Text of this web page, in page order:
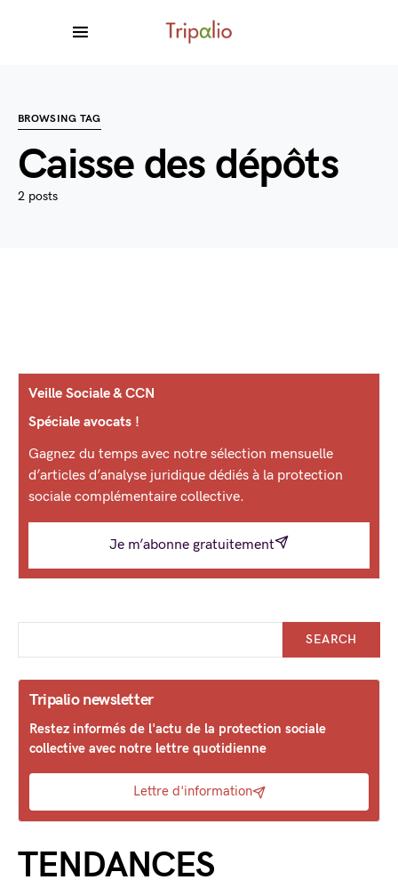
BROWSING TAG
Caisse des dépôts
2 posts
Veille Sociale & CCN
Spéciale avocats !
Gagnez du temps avec notre sélection mensuelle
d’articles d’analyse juridique dédiés à la protection
sociale complémentaire collective.
Je m’abonne gratuitement
SEARCH
Tripalio newsletter
Restez informés de l'actu de la protection sociale
collective avec notre lettre quotidienne
Lettre d'information
TENDANCES